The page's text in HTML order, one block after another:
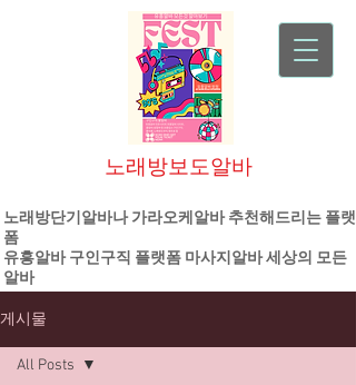
노래방보도알바
노래방단기알바나 가라오케알바 추천해드리는 플랫
폼
유흥알바구인구직 플랫폼 마사지알바세상의 모든
알바
게시물
All Posts